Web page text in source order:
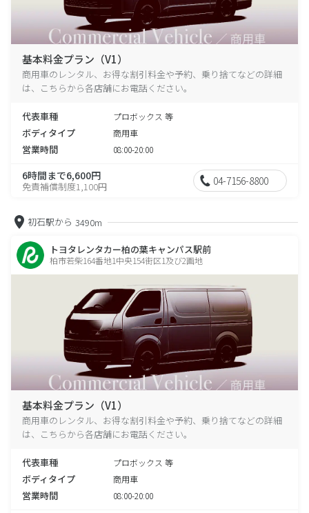
基本料金プラン（V1）
商用車のレンタル、お得な割引料金や予約、乗り捨てなどの詳細
は、こちらから各店舗にお電話ください。
代表車種 プロボックス 等
ボディタイプ 商用車
営業時間 08:00-20:00
6時間まで6,600円
免責補償制度1,100円 04-7156-8800
初石駅から 3490m
トヨタレンタカー柏の葉キャンパス駅前
柏市若柴164番地1中央154街区1及び2画地
基本料金プラン（V1）
商用車のレンタル、お得な割引料金や予約、乗り捨てなどの詳細
は、こちらから各店舗にお電話ください。
代表車種 プロボックス 等
ボディタイプ 商用車
営業時間 08:00-20:00